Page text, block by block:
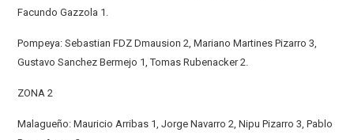
Facundo Gazzola 1.
Pompeya: Sebastian FDZ Dmausion 2, Mariano Martines Pizarro 3,
Gustavo Sanchez Bermejo 1, Tomas Rubenacker 2.
ZONA 2
Malagueño: Mauricio Arribas 1, Jorge Navarro 2, Nipu Pizarro 3, Pablo